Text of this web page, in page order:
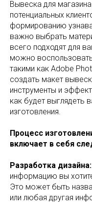
Вывеска для
потенциальных
формированию
важно выбрать
всего подходят для
можно
такими как Adobe
создать макет
инструменты и
как будет выглядеть
изготовления.
Процесс
включает в себя
Разработка дизайна:
информацию вы
Это может быть
или любая другая